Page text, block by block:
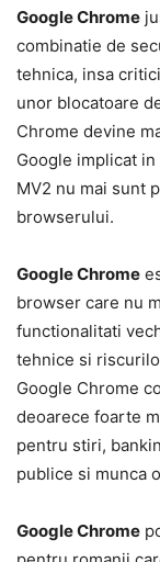
Google Chrome
combinatie de
tehnica, insa
unor blocatoare
Chrome devine
Google implicat
MV2 nu mai sunt
browserului.
Google Chrome
browser care nu
functionalitati
tehnice si
Google Chrome
deoarece foarte
pentru stiri,
publice si munca
Google Chrome